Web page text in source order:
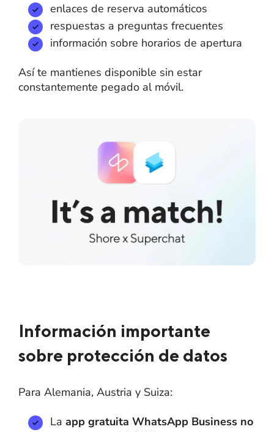
enlaces de reserva automáticos
respuestas a preguntas frecuentes
información sobre horarios de apertura
Así te mantienes disponible sin estar
constantemente pegado al móvil.
Información importante
sobre protección de datos
Para Alemania, Austria y Suiza:
La app gratuita WhatsApp Business no